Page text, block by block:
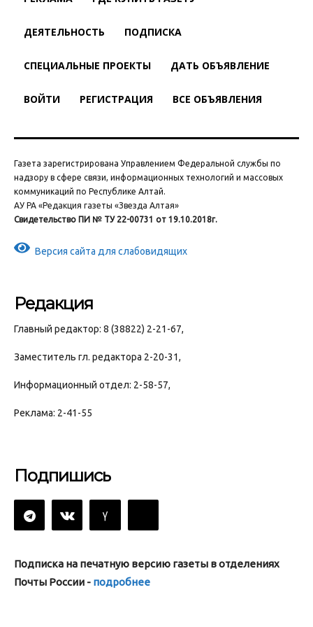
ДЕЯТЕЛЬНОСТЬ ПОДПИСКА
СПЕЦИАЛЬНЫЕ ПРОЕКТЫ ДАТЬ ОБЪЯВЛЕНИЕ
ВОЙТИ РЕГИСТРАЦИЯ ВСЕ ОБЪЯВЛЕНИЯ
Газета зарегистрирована Управлением Федеральной службы по
надзору в сфере связи, информационных технологий и массовых
коммуникаций по Республике Алтай.
АУ РА «Редакция газеты «Звезда Алтая»
Свидетельство ПИ № ТУ 22-00731 от 19.10.2018г.
Версия сайта для слабовидящих
Редакция
Главный редактор: 8 (38822) 2-21-67,
Заместитель гл. редактора 2-20-31,
Информационный отдел: 2-58-57,
Реклама: 2-41-55
Подпишись
Подписка на печатную версию газеты в отделениях
Почты России - подробнее